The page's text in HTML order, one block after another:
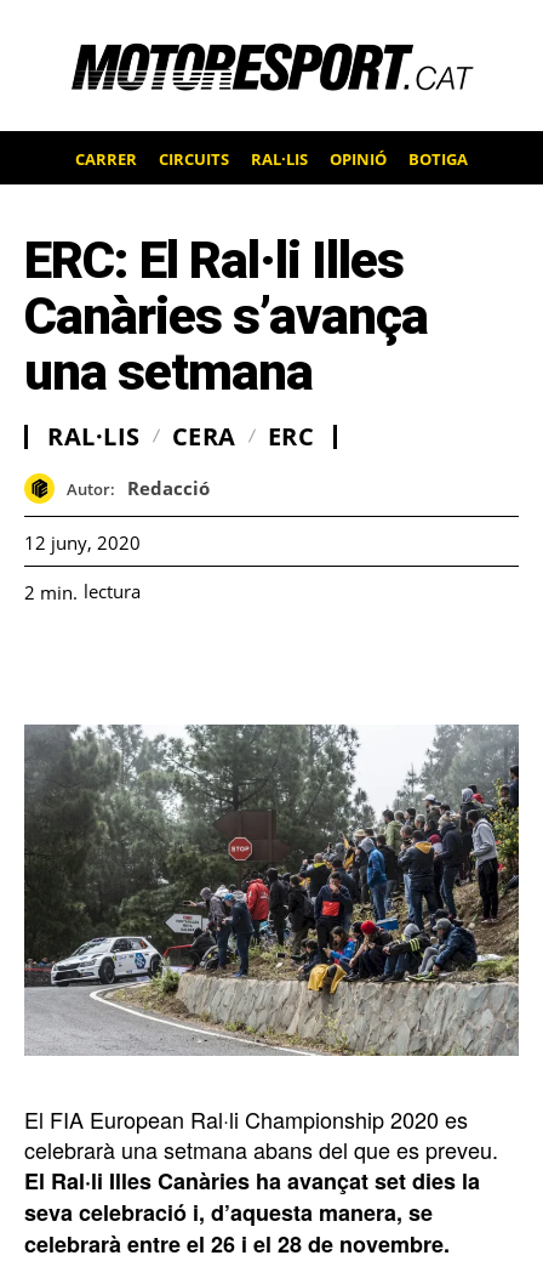
CARRER CIRCUITS RAL·LIS OPINIÓ BOTIGA
ERC: El Ral·li Illes
Canàries s’avança
una setmana
RAL·LIS CERA ERC
Autor: Redacció
12 juny, 2020
2 min. lectura
El FIA European Ral·li Championship 2020 es
celebrarà una setmana abans del que es preveu.
El Ral·li Illes Canàries ha avançat set dies la
seva celebració i, d’aquesta manera, se
celebrarà entre el 26 i el 28 de novembre.